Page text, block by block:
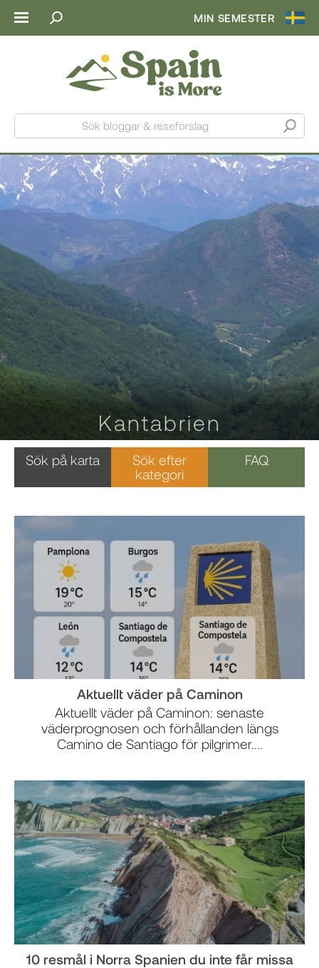
MIN SEMESTER
Sök bloggar & reseförslag
Kantabrien
Sök på karta
Sök efter
kategori
FAQ
Aktuellt väder på Caminon
Aktuellt väder på Caminon: senaste
väderprognosen och förhållanden längs
Camino de Santiago för pilgrimer....
10 resmål i Norra Spanien du inte får missa